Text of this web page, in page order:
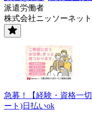
派遣労働者
株式会社ニッソーネッ
急募！【経験・資格一
ート)日払いok